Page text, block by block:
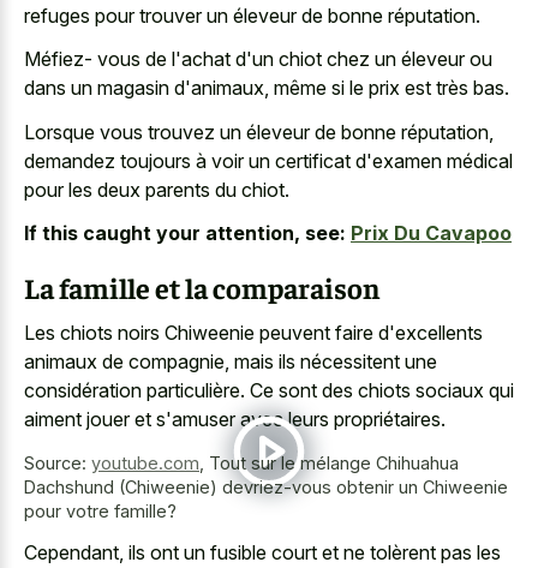
refuges pour trouver un éleveur de bonne réputation.
Méfiez- vous de l'achat d'un chiot chez un éleveur ou
dans un magasin d'animaux, même si le prix est très bas.
Lorsque vous trouvez un éleveur de bonne réputation,
demandez toujours à voir un certificat d'examen médical
pour les deux parents du chiot.
If this caught your attention, see: Prix Du Cavapoo
La famille et la comparaison
Les chiots noirs Chiweenie peuvent faire d'excellents
animaux de compagnie, mais ils nécessitent une
considération particulière. Ce sont des chiots sociaux qui
aiment joueret s'amuser avec leurs propriétaires.
Source: youtube.com Tout sur le mélange Chihuahua
Dachshund (Chiweenie) devriez-vous obtenir un Chiweenie
pour votre famille?
Cependant, ils ont un fusible court et ne tolèrent pas les